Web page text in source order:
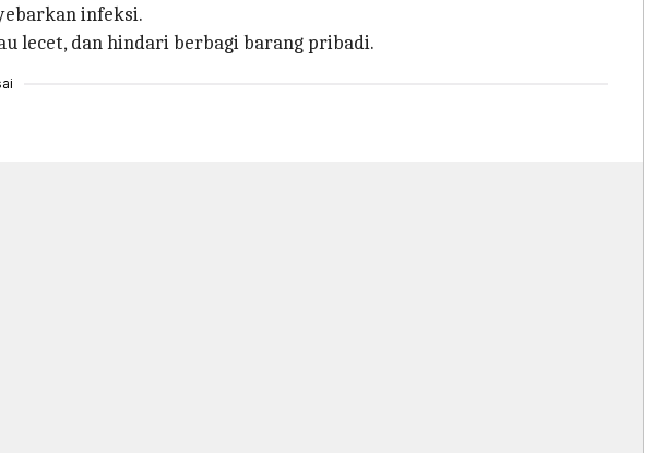
infeksi.
lecet, dan hindari berbagi barang pribadi.